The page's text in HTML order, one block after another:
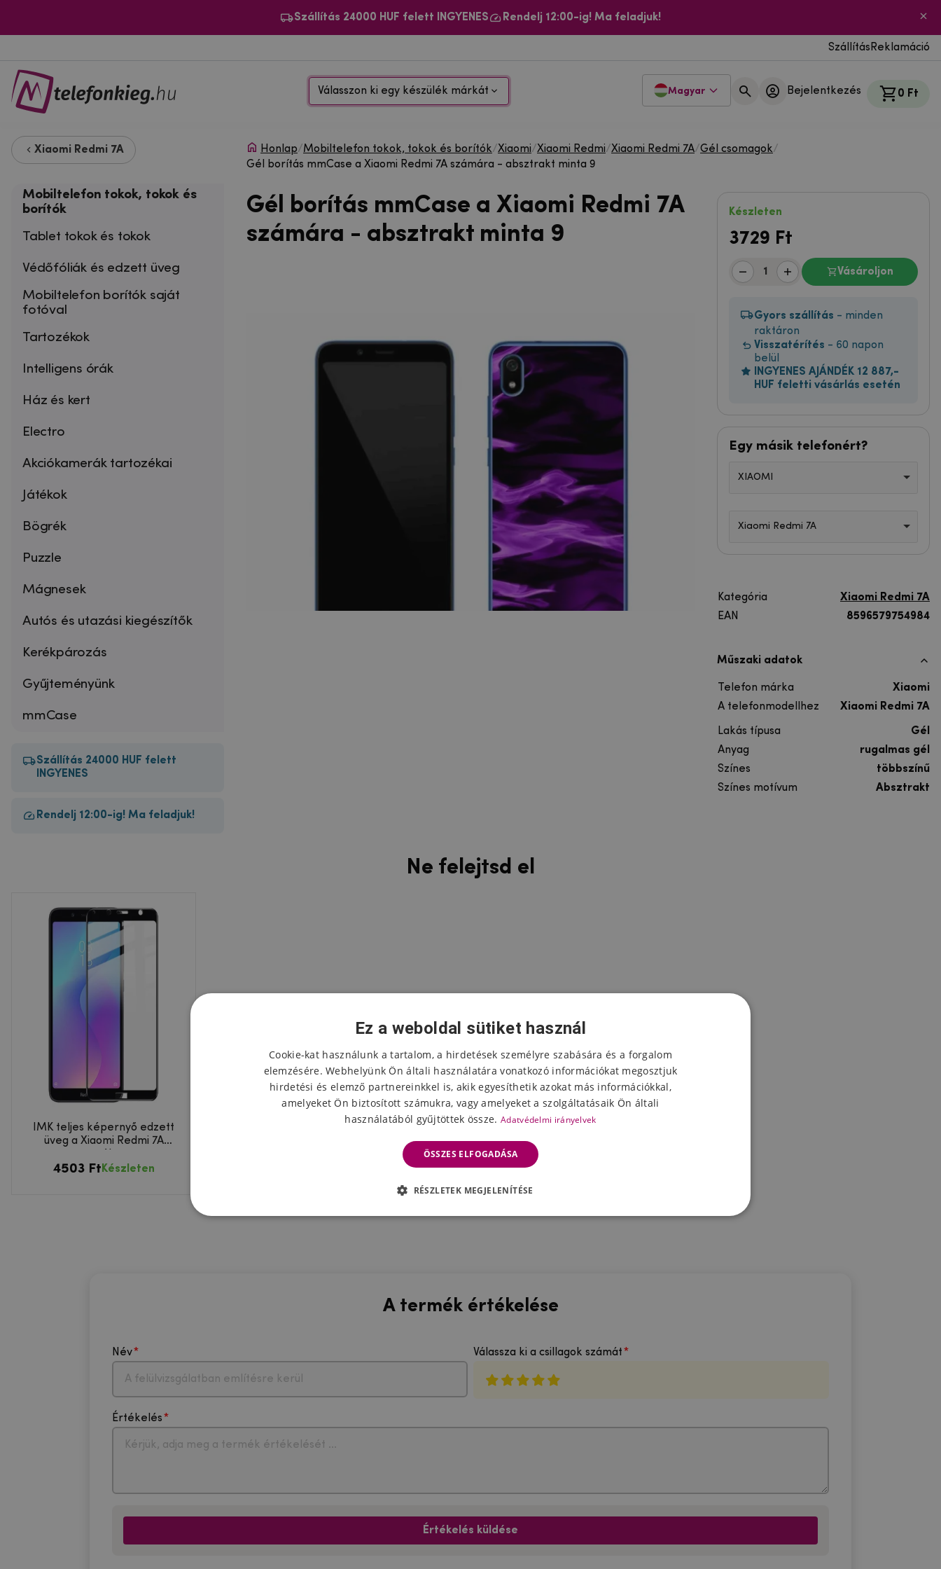
Szállítás 24000 HUF felett INGYENES Rendelj 12:00-ig! Ma feladjuk!
Szállítás Reklamáció
Válasszon ki egy készülék márkát Magyar Bejelentkezés 0 Ft
Xiaomi Redmi 7A
Mobiltelefon tokok, tokok és
borítók
Tablet tokok és tokok
Védőfóliák és edzett üveg
Mobiltelefon borítók saját
fotóval
Tartozékok
Intelligens órák
Ház és kert
Electro
Akciókamerák tartozékai
Játékok
Bögrék
Puzzle
Mágnesek
Autós és utazási kiegészítők
Kerékpározás
Gyűjteményünk
mmCase
Szállítás 24000 HUF felett
INGYENES
Rendelj 12:00-ig! Ma feladjuk!
Honlap/Mobiltelefon tokok, tokok és borítók/Xiaomi/Xiaomi Redmi/Xiaomi Redmi 7A/Gél csomagok/
Gél borítás mmCase a Xiaomi Redmi 7A számára - absztrakt minta 9
Gél borítás mmCase a Xiaomi Redmi 7A
számára - absztrakt minta 9
Készleten
3729 Ft
Vásároljon
Gyors szállítás - minden
raktáron
Visszatérítés - 60 napon
belül
INGYENES AJÁNDÉK 12 887,-
HUF feletti vásárlás esetén
Egy másik telefonért?
XIAOMI
Xiaomi Redmi 7A
Kategória
Xiaomi Redmi 7A
EAN
8596579754984
Műszaki adatok
Telefon márka
Xiaomi
A telefonmodellhez
Xiaomi Redmi 7A
Lakás típusa
Gél
Anyag
rugalmas gél
Színes
többszínű
Színes motívum
Absztrakt
Ne felejtsd el
IMK teljes képernyő edzett
üveg a Xiaomi Redmi 7A
4503 Ft Készleten
A termék értékelése
Név Válassza ki a csillagok számát
Értékelés
Értékelés küldése
Ez a weboldal sütiket használ
Cookie-kat használunk a tartalom, a hirdetések személyre szabására és a forgalom
elemzésére. Webhelyünk Ön általi használatára vonatkozó információkat megosztjuk
hirdetési és elemző partnereinkkel is, akik egyesíthetik azokat más információkkal,
amelyeket Ön biztosított számukra, vagy amelyeket a szolgáltatásaik Ön általi
használatából gyűjtöttek össze. Adatvédelmi irányelvek
ÖSSZES ELFOGADÁSA
RÉSZLETEK MEGJELENÍTÉSE